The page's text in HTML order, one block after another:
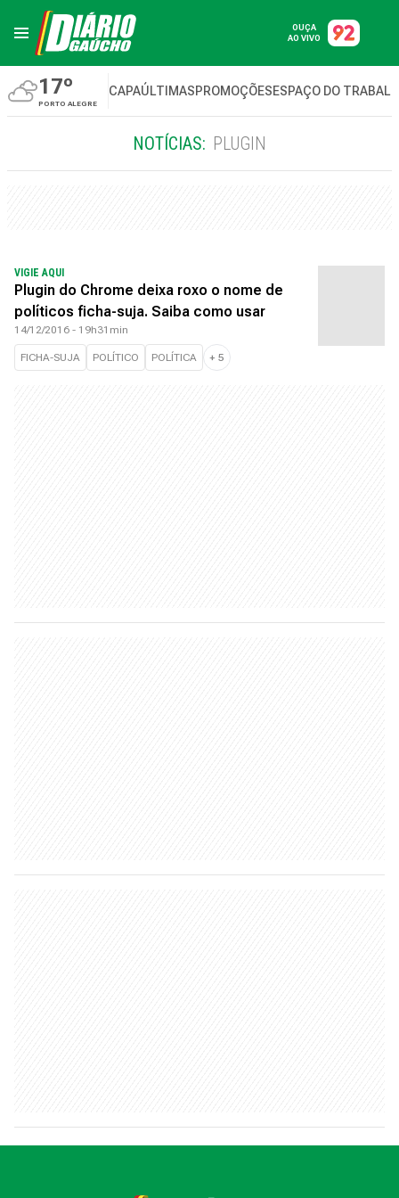
OUÇA
AO VIVO
17º
PORTO ALEGRE
CAPAÚLTIMASPROMOÇÕESESPAÇO DO
NOTÍCIAS: PLUGIN
VIGIE AQUI
Plugin do Chrome deixa roxo o nome de
políticos ficha-suja. Saiba como usar
14/12/2016 - 19h31min
FICHA-SUJA POLÍTICO POLÍTICA + 5